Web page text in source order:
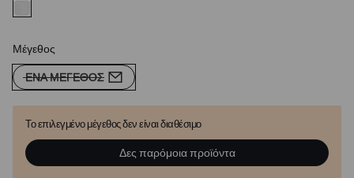
Μέγεθος
ΈΝΑ ΜΈΓΕΘΟΣ
Το επιλεγμένο μέγεθος δεν είναι διαθέσιμο
Δες παρόμοια προϊόντα